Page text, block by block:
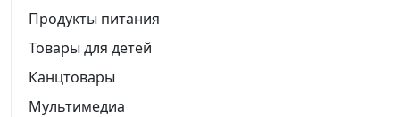
Продукты питания
Товары для детей
Канцтовары
Мультимедиа